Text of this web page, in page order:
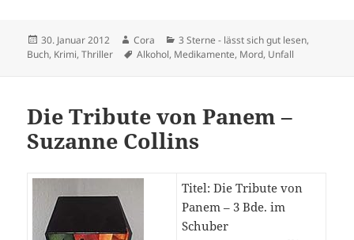
Veröffentlicht
am
30. Januar 2012 Autor
Cora Kategorien
3 Sterne - lässt sich gut lesen,
Buch, Krimi,Thriller Schlagwörter
Alkohol, Medikamente, Mord, Unfall
Die Tribute von Panem –
Suzanne Collins
Titel: Die Tribute von
Panem – 3 Bde. im
Schuber